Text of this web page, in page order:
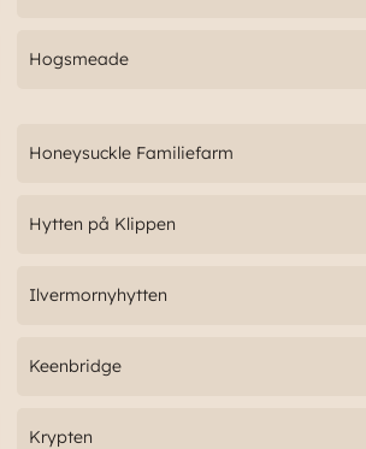
Hogsmeade
Honeysuckle Familiefarm
Hytten på Klippen
Ilvermornyhytten
Keenbridge
Krypten